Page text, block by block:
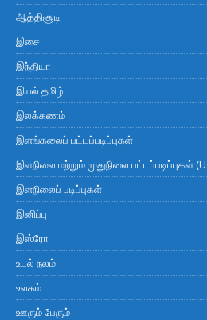
ஆத்திசூடி
இசை
இந்தியா
இயல் தமிழ்
இலக்கணம்
இளங்கலைப் பட்டப்படிப்புகள்
இளநிலை மற்றும் முதுநிலை பட்டப்படிப்புகள்
இளநிலைப் படிப்புகள்
இனிப்பு
இஸ்ரோ
உடல் நலம்
உலகம்
ஊரும் பேரும்